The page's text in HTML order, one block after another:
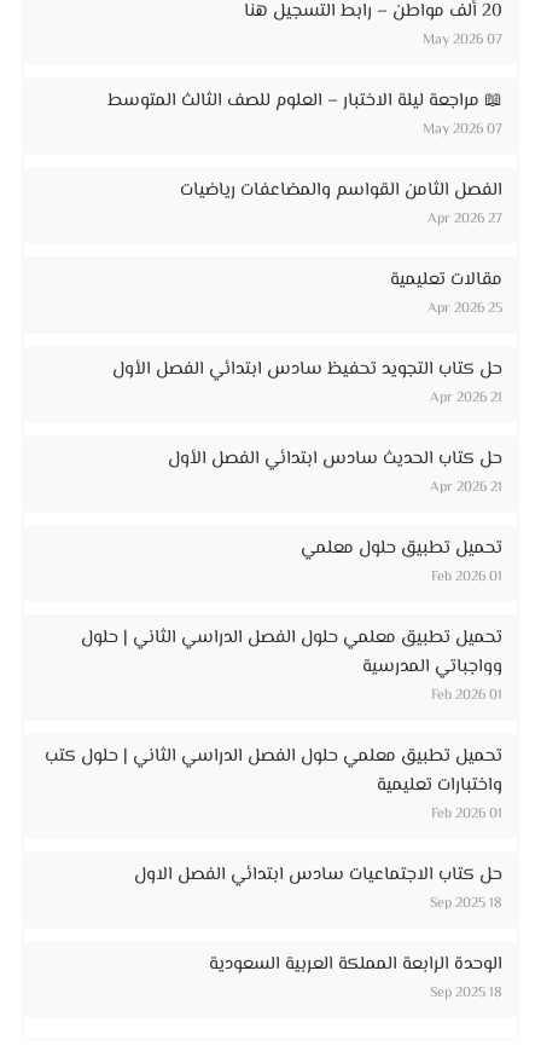
20 ألف مواطن – رابط التسجيل هنا
07 May 2026
📖 مراجعة ليلة الاختبار – العلوم للصف الثالث المتوسط
07 May 2026
الفصل الثامن القواسم والمضاعفات رياضيات
27 Apr 2026
مقالات تعليمية
25 Apr 2026
حل كتاب التجويد تحفيظ سادس ابتدائي الفصل الأول
21 Apr 2026
حل كتاب الحديث سادس ابتدائي الفصل الأول
21 Apr 2026
تحميل تطبيق حلول معلمي
01 Feb 2026
تحميل تطبيق معلمي حلول الفصل الدراسي الثاني | حلول
وواجباتي المدرسية
01 Feb 2026
تحميل تطبيق معلمي حلول الفصل الدراسي الثاني | حلول كتب
واختبارات تعليمية
01 Feb 2026
حل كتاب الاجتماعيات سادس ابتدائي الفصل الاول
18 Sep 2025
الوحدة الرابعة المملكة العربية السعودية
18 Sep 2025